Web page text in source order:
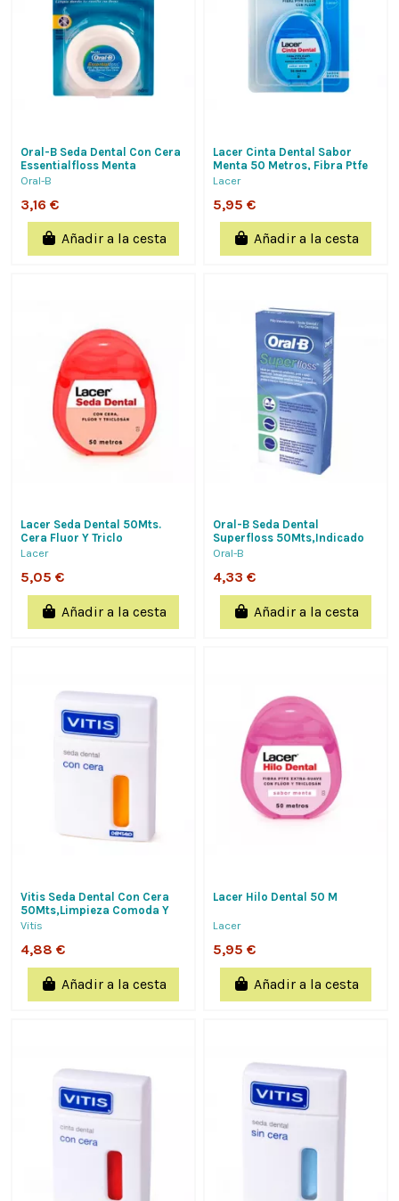
Oral-B Seda Dental Con Cera
Essentialfloss Menta
50Mts.,Limpia Donde Tu
Oral-B
3,16 €
Añadir a la cesta
Lacer Cinta Dental Sabor
Menta 50 Metros, Fibra Ptfe
Extra Suave Con Fluor Y
Lacer
5,95 €
Añadir a la cesta
Lacer Seda Dental 50Mts.
Cera Fluor Y Triclo
Lacer
5,05 €
Añadir a la cesta
Oral-B Seda Dental
Superfloss 50Mts,Indicado
Para Ortodoncias,Puentes Y
Oral-B
4,33 €
Añadir a la cesta
Vitis Seda Dental Con Cera
50Mts,Limpieza Comoda Y
Facil Deslizamiento,Elimina
Vitis
4,88 €
Añadir a la cesta
Lacer Hilo Dental 50 M
Lacer
5,95 €
Añadir a la cesta